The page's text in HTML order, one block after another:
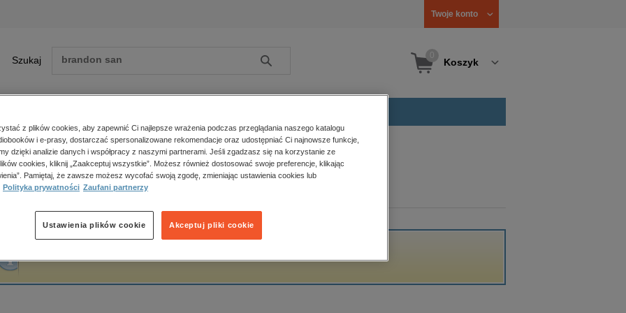
Twoje konto
Szukaj Szukaj Koszyk
Zobacz wszystkie E-prasa
polityka, społeczno-informacyjne
psychologiczne
popularno-naukowe
historia
główna Elżbieta Sługocka-Krupa
Sługocka-Krupa
z plików cookies, aby zapewnić Ci najlepsze wrażenia podczas przeglądania naszego katalogu
i e-prasy, dostarczać spersonalizowane rekomendacje oraz udostępniać Ci najnowsze funkcje,
dzięki analizie danych i współpracy z naszymi partnerami. Jeśli zgadzasz się na korzystanie ze
cookies, kliknij „Zaakceptuj wszystkie”. Możesz również dostosować swoje preferencje, klikając
Pamiętaj, że zawsze możesz wycofać swoją zgodę, zmieniając ustawienia cookies lub
Polityka prywatności Zaufani partnerzy
Akceptuj pliki cookie
Ustawienia plików cookie